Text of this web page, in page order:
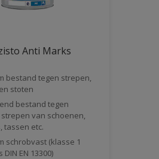
Anti Marks
bestand tegen strepen,
stoten
bestand tegen
van schoenen,
tassen etc.
schrobvast (klasse 1
EN 13300)